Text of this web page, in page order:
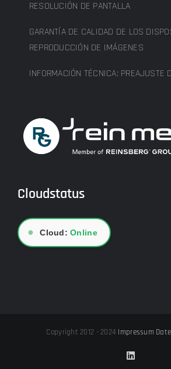
RESOLUCIÓN DE PANTALLA
GARANTÍA DE CALIDAD DE LOS
REPRODUCCIÓN DE IMÁGENES
INFORMACIÓN TÉCNICA: PREAJUSTE
Cloudstatus
● Cloud:Online
Copyright 2012 - 2024 Impressum
LinkedIn